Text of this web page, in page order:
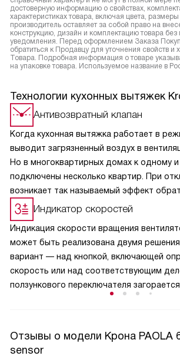
достоверную информацию о свойствах,
характеристиках товара, включая цвета,
производитель оставляет за собой право на
конструкцию, дизайн и комплектацию товара без
уведомления. Перед оформлением Заказа
обратиться к Продавцу для уточнения свойств и
Товара. Подробная информация о товаре
на упаковке товара. Используемое название в
Технологии кухонных вытяжек
Антивозвратный клапан
Когда кухонная вытяжка работает в
выводит загрязненный воздух в
Но в многоквартирных домах к одному
подключены несколько квартир. При
возникает так называемый эффект
и в кухню из вентиляции может
воздух, отводимый устройствами
неприятных запахов, из вентиляционного
может попасть пыль. Эта функция
домовладений, поскольку не дает
аллергенной пыльце растений и
Индикатор скоростей
Индикация скорости вращения
может быть реализована двумя
вариант — над кнопкой, включающей
скорость или над соответствующим
ползункового переключателя
соответствующая скорости работы
Отзывы о модели Крона PAOLA
sensor